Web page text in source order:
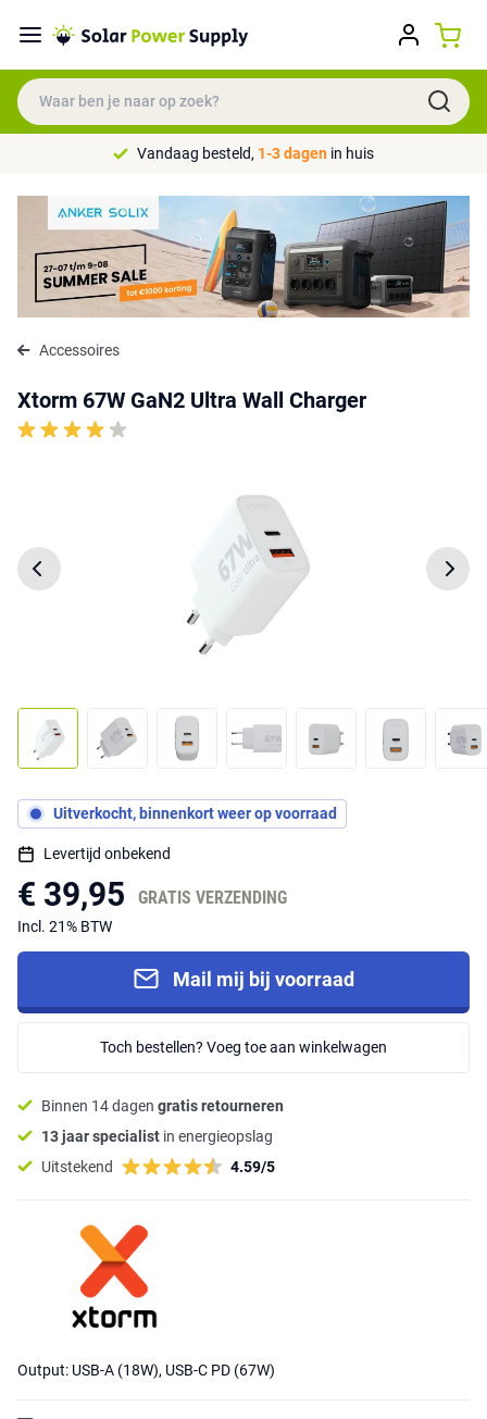
Vandaag besteld, 1-3 dagen in huis
Accessoires
Xtorm 67W GaN2 Ultra Wall Charger
Uitverkocht, binnenkort weer op voorraad
Levertijd onbekend
€ 39,95 GRATIS VERZENDING
Incl. 21% BTW
Mail mij bij voorraad
Toch bestellen? Voeg toe aan winkelwagen
Binnen 14 dagen gratis retourneren
13 jaar specialist in energieopslag
Uitstekend
4.59/5
Output: USB-A (18W), USB-C PD (67W)